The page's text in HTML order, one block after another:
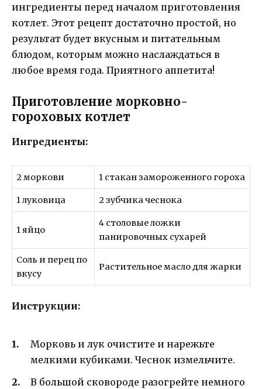
ингредиенты перед началом приготовления
котлет. Этот рецепт достаточно простой, но
результат будет вкусным и питательным
блюдом, которым можно наслаждаться в
любое время года. Приятного аппетита!
Приготовление морковно-
гороховых котлет
Ингредиенты:
2 моркови 1 стакан замороженного гороха
1 луковица 2 зубчика чеснока
1 яйцо
4 столовые ложки
панировочных сухарей
Соль и перец по
вкусу
Растительное масло для жарки
Инструкции:
Морковь и лук очистите и нарежьте
мелкими кубиками. Чеснок измельчите.
В большой сковороде разогрейте немного